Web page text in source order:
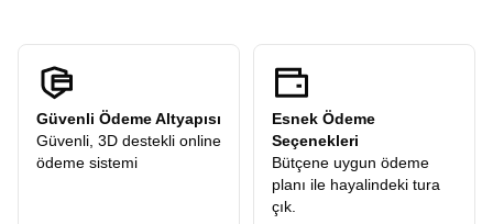
Güvenli Ödeme Altyapısı
Güvenli, 3D destekli online
ödeme sistemi
Esnek Ödeme
Seçenekleri
Bütçene uygun ödeme
planı ile hayalindeki tura
çık.